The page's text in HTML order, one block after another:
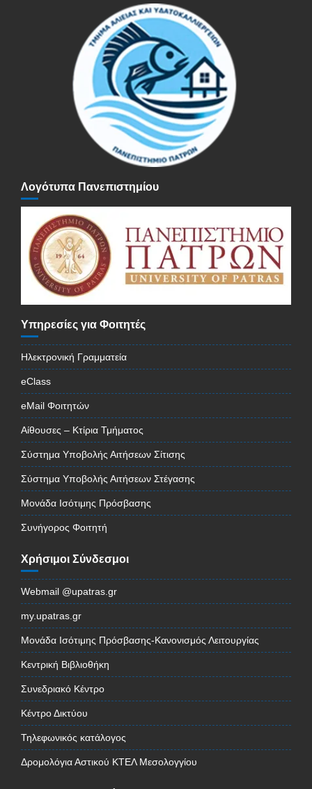
Λογότυπα Πανεπιστημίου
Υπηρεσίες για Φοιτητές
Ηλεκτρονική Γραμματεία
eClass
eMail Φοιτητών
Αίθουσες – Κτίρια Τμήματος
Σύστημα Υποβολής Αιτήσεων Σίτισης
Σύστημα Υποβολής Αιτήσεων Στέγασης
Μονάδα Ισότιμης Πρόσβασης
Συνήγορος Φοιτητή
Χρήσιμοι Σύνδεσμοι
Webmail @upatras.gr
my.upatras.gr
Μονάδα Ισότιμης Πρόσβασης-Κανονισμός Λειτουργίας
Κεντρική Βιβλιοθήκη
Συνεδριακό Κέντρο
Κέντρο Δικτύου
Τηλεφωνικός κατάλογος
Δρομολόγια Αστικού ΚΤΕΛ Μεσολογγίου